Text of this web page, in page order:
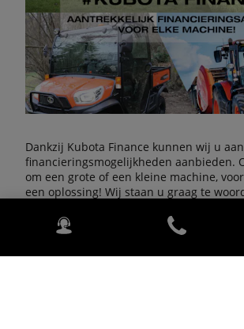
Dankzij Kubota Finance kunnen wij u
financieringsmogelijkheden aanbieden.
om een grote of een kleine machine,
een oplossing! Wij staan u graag te